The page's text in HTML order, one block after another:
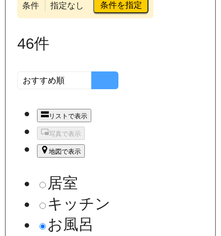
条件 指定なし 条件を指定
46件
リストで表示
写真で表示
地図で表示
居室
キッチン
お風呂